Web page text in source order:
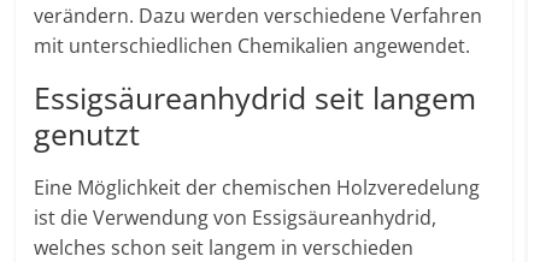
verändern. Dazu werden verschiedene Verfahren
mit unterschiedlichen Chemikalien angewendet.
Essigsäureanhydrid seit langem
genutzt
Eine Möglichkeit der chemischen Holzveredelung
ist die Verwendung von Essigsäureanhydrid,
welches schon seit langem in verschieden